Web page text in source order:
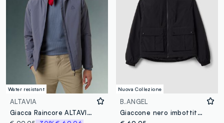
Water resistant
ALTAVIA
Giacca Raincore ALTAVIA WITH DEBORAH COMPAGNONI
Nuova Collezione
B.ANGEL
Giaccone nero imbottito con cappuccio e zip over fit